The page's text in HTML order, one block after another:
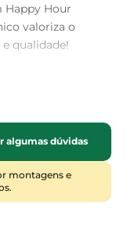
Happy Hour
valoriza o
qualidade!
perfeito no
cozinha
As
algumas dúvidas
montagens e